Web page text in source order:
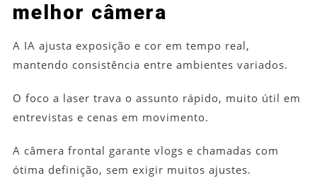
melhor câmera
A IA ajusta exposição e cor em tempo real,
mantendo consistência entre ambientes variados.
O foco a laser trava o assunto rápido, muito útil em
entrevistas e cenas em movimento.
A câmera frontal garante vlogs e chamadas com
ótima definição, sem exigir muitos ajustes.